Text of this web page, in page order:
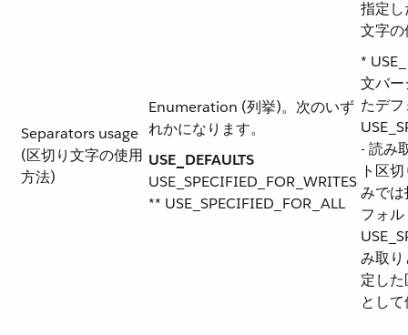
Separators usage
(区切り文字の使用
方法)
Enumeration (列挙)。次のいず
れかになります。
USE_DEFAULTS​
USE_SPECIFIED_FOR_WRITES​
** USE_SPECIFIED_FOR_ALL
指定
文字
*
文バ
たデ
- 読み
ト区
みで
フォ
み取
定し
とし